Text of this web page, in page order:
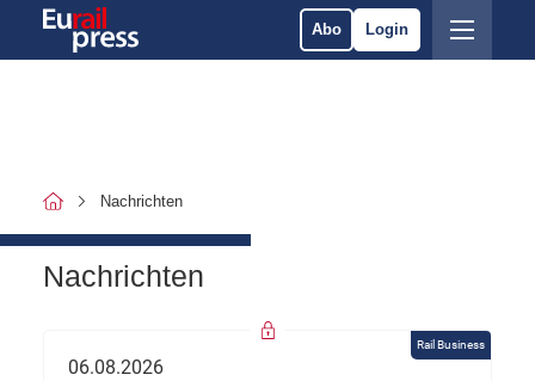
Abo Login
Nachrichten
Nachrichten
Rail Business
06.08.2026